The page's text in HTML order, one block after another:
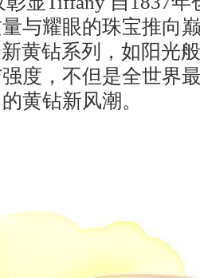
与耀眼的珠宝推向
黄钻系列，如阳光
度，不但是全世界
黄钻新风潮。